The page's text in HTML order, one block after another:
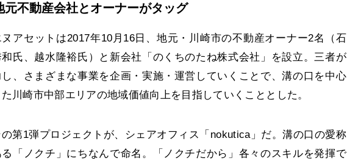
不動産会社とオーナーがタッグ
アセットは2017年10月16日、地元・川崎市の不動産オーナー2名（石
氏、越水隆裕氏）と新会社「のくちのたね株式会社」を設立。三者が
、さまざまな事業を企画・実施・運営していくことで、溝の口を中心
た川崎市中部エリアの地域価値向上を目指していくこととした。
第1弾プロジェクトが、シェアオフィス「nokutica」だ。溝の口の愛称
る「ノクチ」にちなんで命名。「ノクチだから」各々のスキルを発揮で